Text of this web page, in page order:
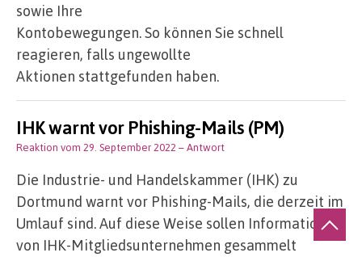
sowie Ihre
Kontobewegungen. So können Sie schnell
reagieren, falls ungewollte
Aktionen stattgefunden haben.
IHK warnt vor Phishing-Mails (PM)
Reaktion vom 29. September 2022 – Antwort
Die Industrie- und Handelskammer (IHK) zu
Dortmund warnt vor Phishing-Mails, die derzeit im
Umlauf sind. Auf diese Weise sollen Informationen
von IHK-Mitgliedsunternehmen gesammelt